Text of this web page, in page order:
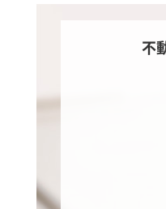
不